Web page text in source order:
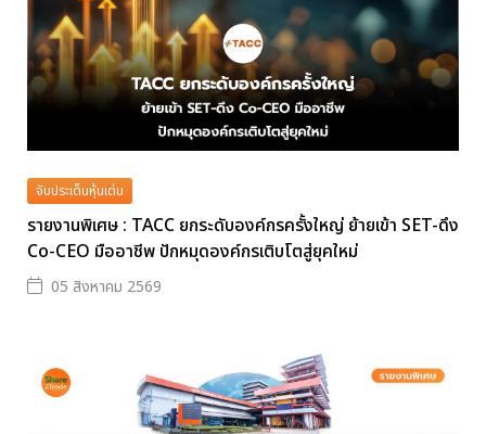
จับประเด็นหุ้นเด่น
รายงานพิเศษ : TACC ยกระดับองค์กรครั้งใหญ่ ย้ายเข้า SET-ดึง
Co-CEO มืออาชีพ ปักหมุดองค์กรเติบโตสู่ยุคใหม่
05 สิงหาคม 2569